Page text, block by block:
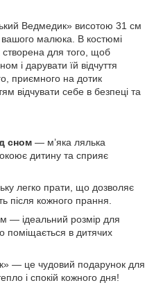
Ведмедик» висотою 31 см
малюка. В костюмі
для того, щоб
і дарувати їй відчуття
приємного на дотик
відчувати себе в безпеці та
сном — м’яка лялька
дитину та сприяє
легко прати, що дозволяє
після кожного прання.
— ідеальний розмір для
поміщається в дитячих
— це чудовий подарунок для
і спокій кожного дня!